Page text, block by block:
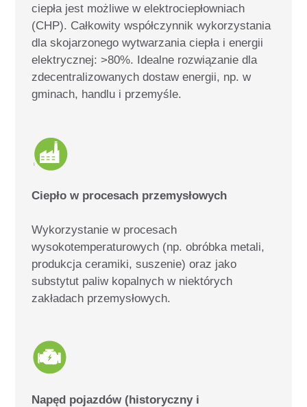
ciepła jest możliwe w elektrociepłowniach
(CHP). Całkowity współczynnik wykorzystania
dla skojarzonego wytwarzania ciepła i energii
elektrycznej: >80%. Idealne rozwiązanie dla
zdecentralizowanych dostaw energii, np. w
gminach, handlu i przemyśle.
Ciepło w procesach przemysłowych
Wykorzystanie w procesach
wysokotemperaturowych (np. obróbka metali,
produkcja ceramiki, suszenie) oraz jako
substytut paliw kopalnych w niektórych
zakładach przemysłowych.
Napęd pojazdów (historyczny i